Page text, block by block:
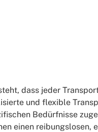
dass jeder
und flexible
Bedürfnisse
einen reibungslosen,